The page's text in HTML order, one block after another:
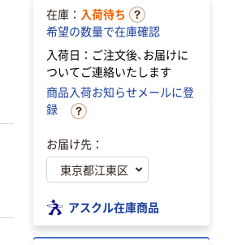
在庫： 入荷待ち
希望の数量で在庫確認
入荷日：ご注文後、お届けに
ついてご連絡いたします
商品入荷お知らせメールに登
録
お届け先：
アスクル在庫商品